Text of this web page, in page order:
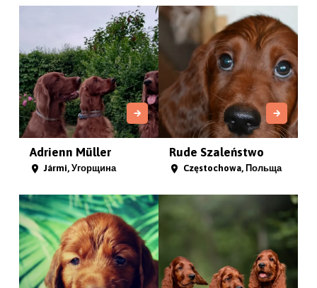
Adrienn Müller
Jármi, Угорщина
Rude Szaleństwo
Częstochowa, Польща